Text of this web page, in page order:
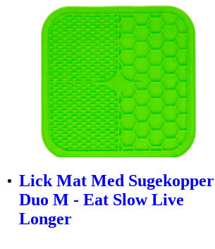
Lick Mat Med Sugekopper
Duo M - Eat Slow Live
Longer